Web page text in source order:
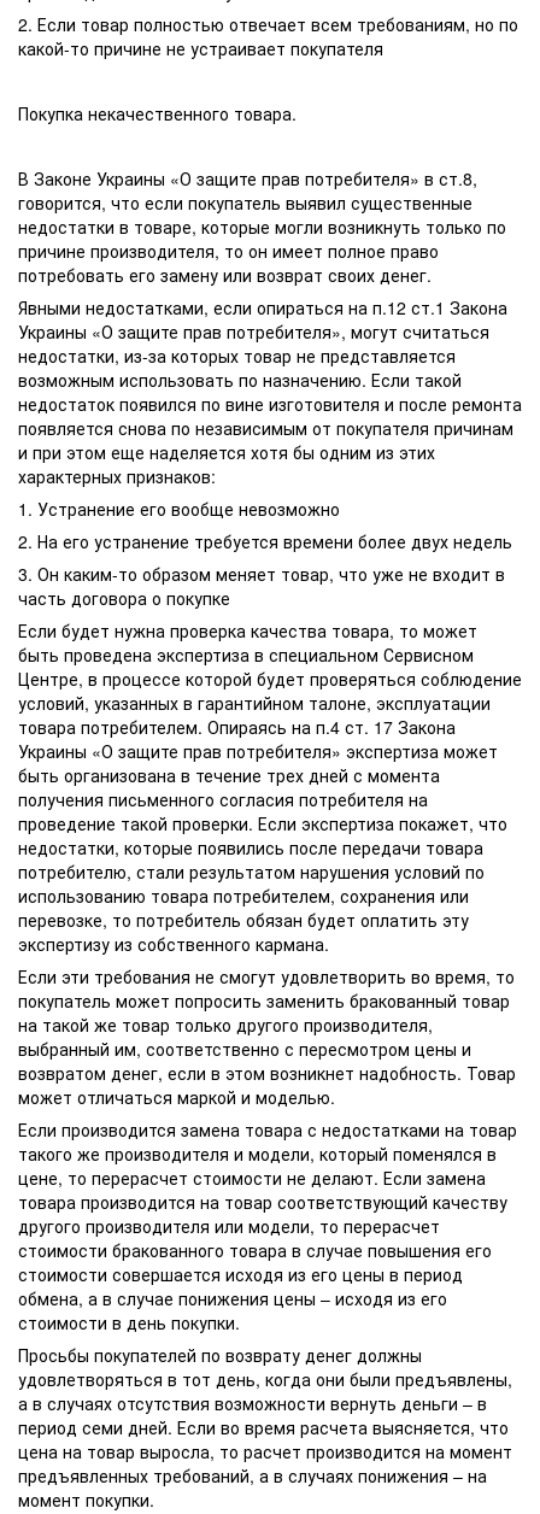
2. Если товар полностью отвечает всем требованиям, но по
какой-то причине не устраивает покупателя
Покупка некачественного товара.
В Законе Украины «О защите прав потребителя» в ст.8,
говорится, что если покупатель выявил существенные
недостатки в товаре, которые могли возникнуть только по
причине производителя, то он имеет полное право
потребовать его замену или возврат своих денег.
Явными недостатками, если опираться на п.12 ст.1 Закона
Украины «О защите прав потребителя», могут считаться
недостатки, из-за которых товар не представляется
возможным использовать по назначению. Если такой
недостаток появился по вине изготовителя и после ремонта
появляется снова по независимым от покупателя причинам
и при этом еще наделяется хотя бы одним из этих
характерных признаков:
1. Устранение его вообще невозможно
2. На его устранение требуется времени более двух недель
3. Он каким-то образом меняет товар, что уже не входит в
часть договора о покупке
Если будет нужна проверка качества товара, то может
быть проведена экспертиза в специальном Сервисном
Центре, в процессе которой будет проверяться соблюдение
условий, указанных в гарантийном талоне, эксплуатации
товара потребителем. Опираясь на п.4 ст. 17 Закона
Украины «О защите прав потребителя» экспертиза может
быть организована в течение трех дней с момента
получения письменного согласия потребителя на
проведение такой проверки. Если экспертиза покажет, что
недостатки, которые появились после передачи товара
потребителю, стали результатом нарушения условий по
использованию товара потребителем, сохранения или
перевозке, то потребитель обязан будет оплатить эту
экспертизу из собственного кармана.
Если эти требования не смогут удовлетворить во время, то
покупатель может попросить заменить бракованный товар
на такой же товар только другого производителя,
выбранный им, соответственно с пересмотром цены и
возвратом денег, если в этом возникнет надобность. Товар
может отличаться маркой и моделью.
Если производится замена товара с недостатками на товар
такого же производителя и модели, который поменялся в
цене, то перерасчет стоимости не делают. Если замена
товара производится на товар соответствующий качеству
другого производителя или модели, то перерасчет
стоимости бракованного товара в случае повышения его
стоимости совершается исходя из его цены в период
обмена, а в случае понижения цены – исходя из его
стоимости в день покупки.
Просьбы покупателей по возврату денег должны
удовлетворяться в тот день, когда они были предъявлены,
а в случаях отсутствия возможности вернуть деньги – в
период семи дней. Если во время расчета выясняется, что
цена на товар выросла, то расчет производится на момент
предъявленных требований, а в случаях понижения – на
момент покупки.